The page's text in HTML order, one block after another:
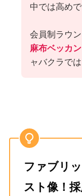
中では高めで
会員制ラウ
麻布ベッカン
ャバクラでは
ファブリ
スト像！